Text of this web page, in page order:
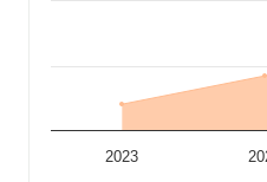
en 2025, la antigüedad
En definitiva, la actividad de
es instalación,
bares; cafeterías,
gremio de la hostelería.
actividad an. En el ranking
2023